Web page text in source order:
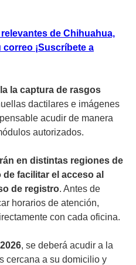
de Chihuahua,
¡Suscríbete a
la captura de rasgos
dactilares e imágenes
acudir de manera
autorizados.
en distintas regiones de
facilitar el acceso al
de registro. Antes de
horarios de atención,
con cada oficina.
, se deberá acudir a la
cercana a su domicilio y